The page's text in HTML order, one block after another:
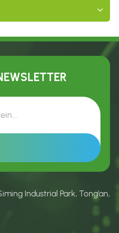
Industrial Park, Tong’an,